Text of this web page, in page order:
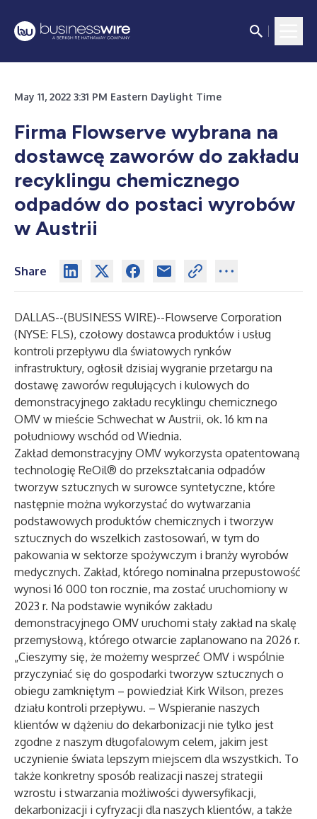
May 11, 2022 3:31 PM Eastern Daylight Time
Firma Flowserve wybrana na
dostawcę zaworów do zakładu
recyklingu chemicznego
odpadów do postaci wyrobów
w Austrii
Share
DALLAS--(BUSINESS WIRE)--Flowserve Corporation
(NYSE: FLS), czołowy dostawca produktów i usług
kontroli przepływu dla światowych rynków
infrastruktury, ogłosił dzisiaj wygranie przetargu na
dostawę zaworów regulujących i kulowych do
demonstracyjnego zakładu recyklingu chemicznego
OMV w mieście Schwechat w Austrii, ok. 16 km na
południowy wschód od Wiednia.
Zakład demonstracyjny OMV wykorzysta opatentowaną
technologię ReOil® do przekształcania odpadów
tworzyw sztucznych w surowce syntetyczne, które
następnie można wykorzystać do wytwarzania
podstawowych produktów chemicznych i tworzyw
sztucznych do wszelkich zastosowań, w tym do
pakowania w sektorze spożywczym i branży wyrobów
medycznych. Zakład, którego nominalna przepustowość
wynosi 16 000 ton rocznie, ma zostać uruchomiony w
2023 r. Na podstawie wyników zakładu
demonstracyjnego OMV uruchomi stały zakład na skalę
przemysłową, którego otwarcie zaplanowano na 2026 r.
„Cieszymy się, że możemy wesprzeć OMV i wspólnie
przyczyniać się do gospodarki tworzyw sztucznych o
obiegu zamkniętym – powiedział Kirk Wilson, prezes
działu kontroli przepływu. – Wspieranie naszych
klientów w dążeniu do dekarbonizacji nie tylko jest
zgodne z naszym długofalowym celem, jakim jest
uczynienie świata lepszym miejscem dla wszystkich. To
także konkretny sposób realizacji naszej strategii
wzrostu i stwarzania możliwości dywersyfikacji,
dekarbonizacji i cyfryzacji dla naszych klientów, a także